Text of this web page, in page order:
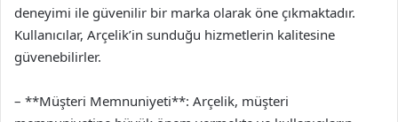
deneyimi ile güvenilir bir marka olarak öne çıkmaktadır.
Kullanıcılar, Arçelik’in sunduğu hizmetlerin kalitesine
güvenebilirler.
– **Müşteri Memnuniyeti**: Arçelik, müşteri